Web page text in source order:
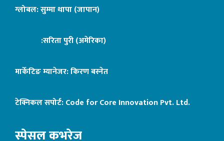
ग्लोबल: सुम्मा थापा (जापान)
:सरिता पुरी (अमेरिका)
मार्केटिङ म्यानेजर: किरण बस्नेत
टेक्निकल सपोर्ट:Code for Core Innovation Pvt. Ltd.
स्पेसल कभरेज